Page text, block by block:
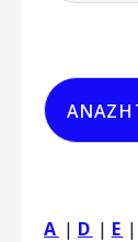
A | D | E |